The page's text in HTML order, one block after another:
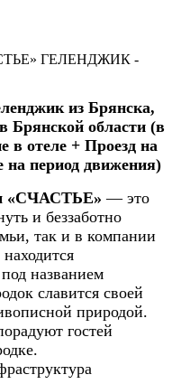
ГЕЛЕНДЖИК -
из Брянска,
Брянской области (в
в отеле + Проезд на
на период движения)
«СЧАСТЬЕ» — это
и беззаботно
так и в компании
названием
славится своей
природой.
гостей